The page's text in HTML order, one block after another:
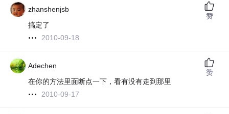
zhanshenjsb
搞定了
2010-09-18
赞
Adechen
在你的方法里面断点一下，看有没有走到那里
2010-09-17
赞